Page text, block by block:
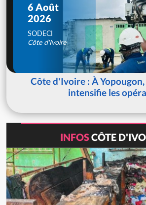
6 Août
2026
SODECI
Côte d'Ivoire
Côte d'Ivoire : À Yopougon,
intensifie les
INFOSCÔTE